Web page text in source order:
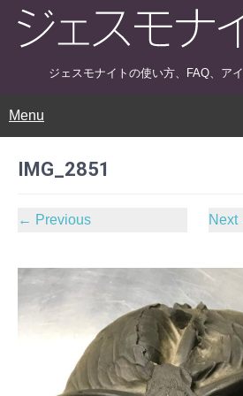
ジェスモナイトの使い方、FAQ、ア
Menu
IMG_2851
← Previous Next